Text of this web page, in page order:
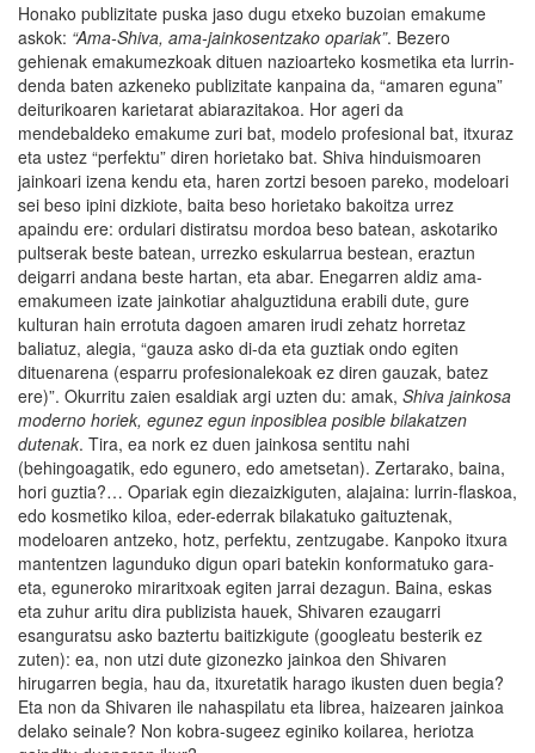
Honako publizitate puska jaso dugu etxeko buzoian emakume
askok: “Ama-Shiva, ama-jainkosentzako opariak”. Bezero
gehienak emakumezkoak dituen nazioarteko kosmetika eta lurrin-
denda baten azkeneko publizitate kanpaina da, “amaren eguna”
deiturikoaren karietarat abiarazitakoa. Hor ageri da
mendebaldeko emakume zuri bat, modelo profesional bat, itxuraz
eta ustez “perfektu” diren horietako bat. Shiva hinduismoaren
jainkoari izena kendu eta, haren zortzi besoen pareko, modeloari
sei beso ipini dizkiote, baita beso horietako bakoitza urrez
apaindu ere: ordulari distiratsu mordoa beso batean, askotariko
pultserak beste batean, urrezko eskularrua bestean, eraztun
deigarri andana beste hartan, eta abar. Enegarren aldiz ama-
emakumeen izate jainkotiar ahalguztiduna erabili dute, gure
kulturan hain errotuta dagoen amaren irudi zehatz horretaz
baliatuz, alegia, “gauza asko di-da eta guztiak ondo egiten
dituenarena (esparru profesionalekoak ez diren gauzak, batez
ere)”. Okurritu zaien esaldiak argi uzten du: amak, Shiva jainkosa
moderno horiek, egunez egun inposiblea posible bilakatzen
dutenak. Tira, ea nork ez duen jainkosa sentitu nahi
(behingoagatik, edo egunero, edo ametsetan). Zertarako, baina,
hori guztia?… Opariak egin diezaizkiguten, alajaina: lurrin-flaskoa,
edo kosmetiko kiloa, eder-ederrak bilakatuko gaituztenak,
modeloaren antzeko, hotz, perfektu, zentzugabe. Kanpoko itxura
mantentzen lagunduko digun opari batekin konformatuko gara-
eta, eguneroko miraritxoak egiten jarrai dezagun. Baina, eskas
eta zuhur aritu dira publizista hauek, Shivaren ezaugarri
esanguratsu asko baztertu baitizkigute (googleatu besterik ez
zuten): ea, non utzi dute gizonezko jainkoa den Shivaren
hirugarren begia, hau da, itxuretatik harago ikusten duen begia?
Eta non da Shivaren ile nahaspilatu eta librea, haizearen jainkoa
delako seinale? Non kobra-sugeez eginiko koilarea, heriotza